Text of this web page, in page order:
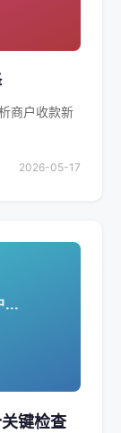
商户收款新
2026-05-17
键检查